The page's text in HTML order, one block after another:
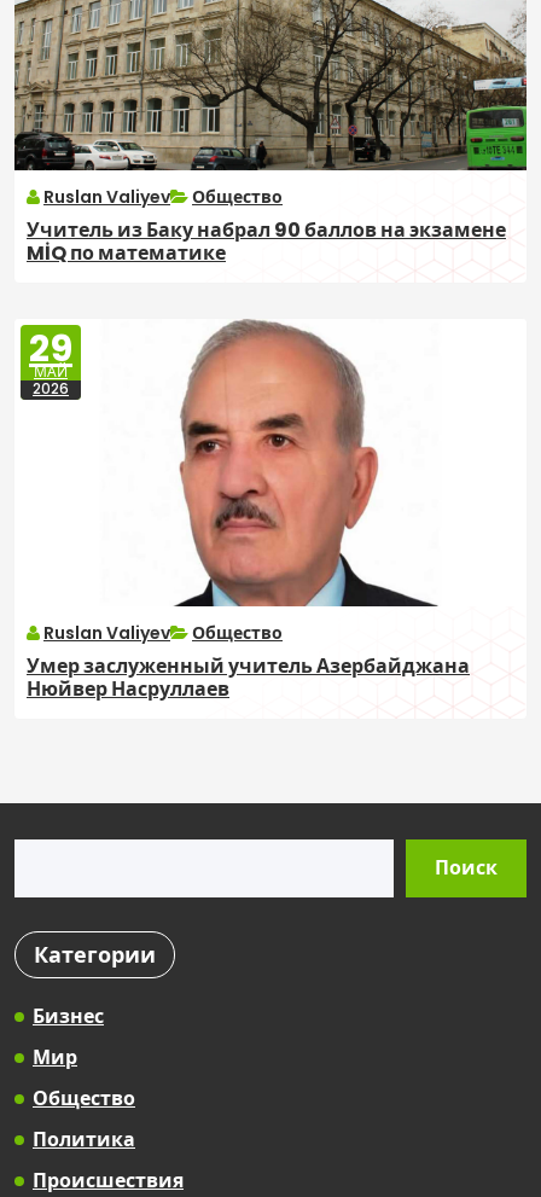
Ruslan Valiyev Общество
Учитель из Баку набрал 90 баллов на экзамене
MİQ по математике
29
МАЙ
2026
Ruslan Valiyev Общество
Умер заслуженный учитель Азербайджана
Нюйвер Насруллаев
Поиск
Категории
Бизнес
Мир
Общество
Политика
Происшествия